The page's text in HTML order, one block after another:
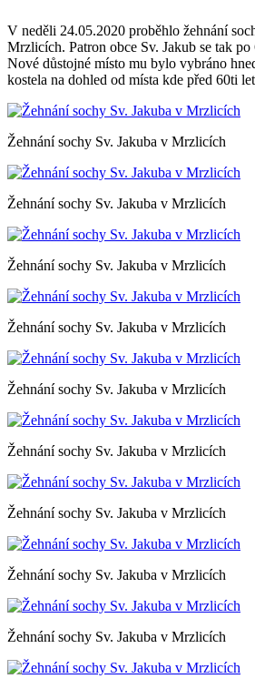
V neděli 24.05.2020 proběhlo žehnání
Mrzlicích. Patron obce Sv. Jakub se tak
Nové důstojné místo mu bylo vybráno
kostela na dohled od místa kde před 60ti
Žehnání sochy Sv. Jakuba v Mrzlicích
Žehnání sochy Sv. Jakuba v Mrzlicích
Žehnání sochy Sv. Jakuba v Mrzlicích
Žehnání sochy Sv. Jakuba v Mrzlicích
Žehnání sochy Sv. Jakuba v Mrzlicích
Žehnání sochy Sv. Jakuba v Mrzlicích
Žehnání sochy Sv. Jakuba v Mrzlicích
Žehnání sochy Sv. Jakuba v Mrzlicích
Žehnání sochy Sv. Jakuba v Mrzlicích